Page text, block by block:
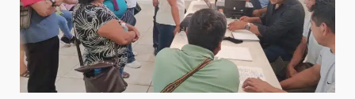
Ciudad Salud: justicia social para
Oaxaca